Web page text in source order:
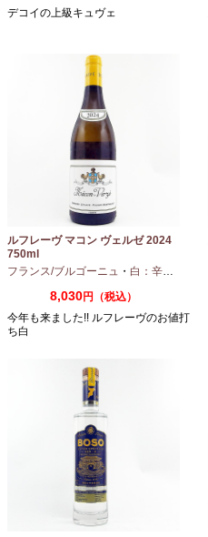
デコイの上級キュヴェ
ルフレーヴ マコン ヴェルゼ 2024
750ml
フランス/ブルゴーニュ ・ 白：辛口
8,030円（税込）
今年も来ました!! ルフレーヴのお値打
ち白